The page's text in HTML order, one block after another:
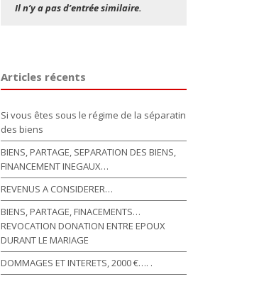
Il n’y a pas d’entrée similaire.
Articles récents
Si vous êtes sous le régime de la séparatin
des biens
BIENS, PARTAGE, SEPARATION DES BIENS,
FINANCEMENT INEGAUX…
REVENUS A CONSIDERER…
BIENS, PARTAGE, FINACEMENTS…
REVOCATION DONATION ENTRE EPOUX
DURANT LE MARIAGE
DOMMAGES ET INTERETS, 2000 €…. .